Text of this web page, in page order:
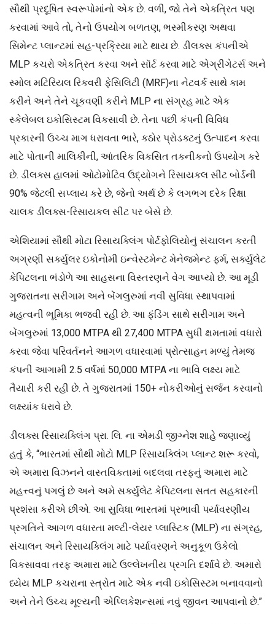
સૌથી પ્રદૂષિત સ્વરૂપોમાંનો એક છે. વળી, જો તેને એકત્રિત પણ
કરવામાં આવે તો, તેનો ઉપયોગ બળતણ, ભસ્મીકરણ અથવા
સિમેન્ટ પ્લાન્ટમાં સહ-પ્રક્રિયા માટે થાય છે. ડીલક્સ કંપનીએ
MLP કચરો એકત્રિત કરવા અને સૉર્ટ કરવા માટે એગ્રીગેટર્સ અને
સ્મોલ મટિરિયલ રિકવરી ફેસિલિટી (MRF)ના નેટવર્ક સાથે કામ
કરીને અને તેને ચૂકવણી કરીને MLP ના સંગ્રહ માટે એક
સ્કેલેબલ ઇકોસિસ્ટમ વિકસાવી છે. તેના પછી કંપની વિવિધ
પ્રકારની ઉચ્ચ માગ ધરાવતા ભારે, કઠોર પ્રોડક્ટનું ઉત્પાદન કરવા
માટે પોતાની માલિકીની, આંતરિક વિકસિત તકનીકનો ઉપયોગ કરે
છે. ડીલક્સ હાલમાં ઓટોમોટિવ ઉદ્યોગને રિસાયકલ સીટ બોર્ડની
90% જેટલી સપ્લાય કરે છે, જેનો અર્થ છે કે લગભગ દરેક રિક્ષા
ચાલક ડીલક્સ-રિસાયકલ સીટ પર બેસે છે.
એશિયામાં સૌથી મોટા રિસાયક્લિંગ પોર્ટફોલિયોનું સંચાલન કરતી
અગ્રણી સર્ક્યુલર ઇકોનોમી ઇન્વેસ્ટમેન્ટ મેનેજમેન્ટ ફર્મ, સર્ક્યુલેટ
કેપિટલના ભંડોળે આ સાહસના વિસ્તરણને વેગ આપ્યો છે. આ મૂડી
ગુજરાતના સરીગામ અને બેંગલુરુમાં નવી સુવિધા સ્થાપવામાં
મહત્વની ભૂમિકા ભજવી રહી છે. આ ફંડિંગ સાથે સરીગામ અને
બેંગલુરુમાં 13,000 MTPA થી 27,400 MTPA સુધી ક્ષમતામાં વધારો
કરવા જેવા પરિવર્તનને આગળ વધારવામાં પ્રોત્સાહન મળ્યું તેમજ
કંપની આગામી 2.5 વર્ષમાં 50,000 MTPA ના ભાવિ લક્ષ્ય માટે
તૈયારી કરી રહી છે. તે ગુજરાતમાં 150+ નોકરીઓનું સર્જન કરવાનો
લક્ષ્યાંક ધરાવે છે.
ડીલક્સ રિસાયક્લિંગ પ્રા. લિ. ના એમડી જીગ્નેશ શાહે જણાવ્યું
હતું કે, “ભારતમાં સૌથી મોટો MLP રિસાયક્લિંગ પ્લાન્ટ શરૂ કરવો,
એ અમારા વિઝનને વાસ્તવિકતામાં બદલવા તરફનું અમારા માટે
મહત્ત્વનું પગલું છે અને અમે સર્ક્યુલેટ કેપિટલના સતત સહકારની
પ્રશંસા કરીએ છીએ. આ સુવિધા ભારતમાં પ્રભાવી પર્યાવરણીય
પ્રગતિને આગળ વધારતા મલ્ટી-લેયર પ્લાસ્ટિક (MLP) ના સંગ્રહ,
સંચાલન અને રિસાયક્લિંગ માટે પર્યાવરણને અનુકૂળ ઉકેલો
વિકસાવવા તરફ અમારા માટે ઉલ્લેખનીય પ્રગતિ દર્શાવે છે. અમારો
ધ્યેય MLP કચરાના સ્ત્રોત માટે એક નવી ઇકોસિસ્ટમ બનાવવાનો
અને તેને ઉચ્ચ મૂલ્યની એપ્લિકેશન્સમાં નવું જીવન આપવાનો છે.”